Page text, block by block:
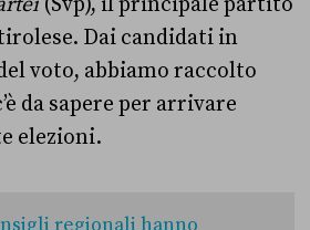
Dai candidati in
voto, abbiamo raccolto
da sapere per arrivare
elezioni.